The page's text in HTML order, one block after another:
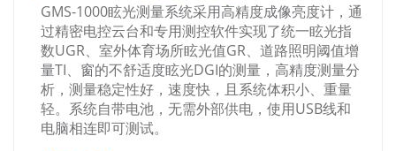
GMS-1000眩光测量系统采用高精度成像亮度计，通
过精密电控云台和专用测控软件实现了统一眩光指
数UGR、室外体育场所眩光值GR、道路照明阈值增
量TI、窗的不舒适度眩光DGI的测量，高精度测量分
析，测量稳定性好，速度快，且系统体积小、重量
轻。系统自带电池，无需外部供电，使用USB线和
电脑相连即可测试。